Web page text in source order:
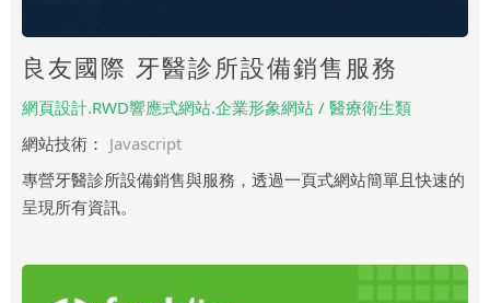
良友國際 牙醫診所設備銷售服務
網頁設計.RWD響應式網站.企業形象網站 / 醫療衛生類
網站技術： Javascript
專營牙醫診所設備銷售與服務，透過一頁式網站簡單且快速的
呈現所有資訊。